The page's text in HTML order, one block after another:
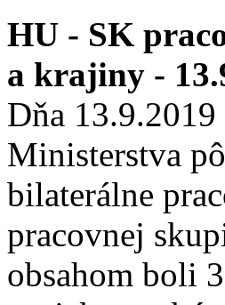
HU - SK
a krajiny -
Dňa 13.9.2019
Ministerstva
bilaterálne
pracovnej
obsahom boli